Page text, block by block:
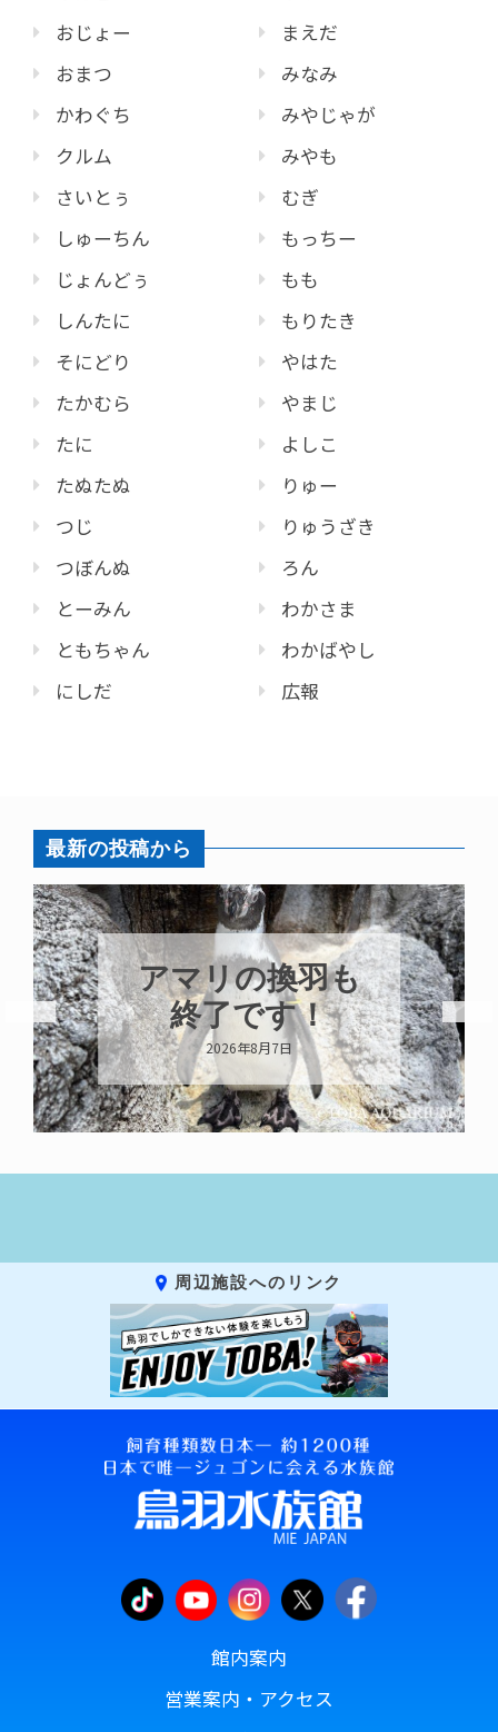
おじょー
おまつ
かわぐち
クルム
さいとぅ
しゅーちん
じょんどぅ
しんたに
そにどり
たかむら
たに
たぬたぬ
つじ
つぼんぬ
とーみん
ともちゃん
にしだ
まえだ
みなみ
みやじゃが
みやも
むぎ
もっちー
もも
もりたき
やはた
やまじ
よしこ
りゅー
りゅうざき
ろん
わかさま
わかばやし
広報
最新の投稿から
トビウオ幼魚展
示中！
2026年8月6日
周辺施設へのリンク
館内案内
営業案内・アクセス